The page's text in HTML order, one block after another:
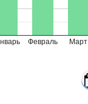
Февраль Март